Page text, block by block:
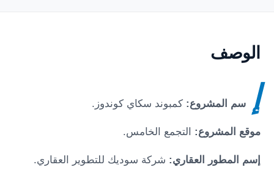
الوصف
إ سم المشروع:كمبوند سكاي كوندوز.
موقع المشروع: التجمع الخامس.
إسم المطور العقاري: شركة سوديك للتطوير العقاري.